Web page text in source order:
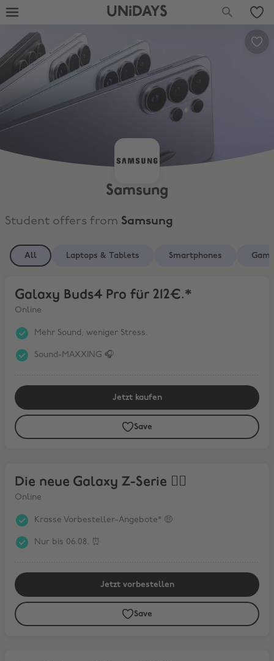
UNiDAYS
Samsung
Student offers from Samsung
All Laptops & Tablets Smartphones
Galaxy Buds4 Pro für 212€.*
Online
Mehr Sound, weniger Stress.
Sound-MAXXING 🎧
Jetzt kaufen
Save
Die neue Galaxy Z-Serie ❤️‍🔥
Online
Krasse Vorbesteller-Angebote* 🤑
Nur bis 06.08. ⏰
Jetzt vorbestellen
Save